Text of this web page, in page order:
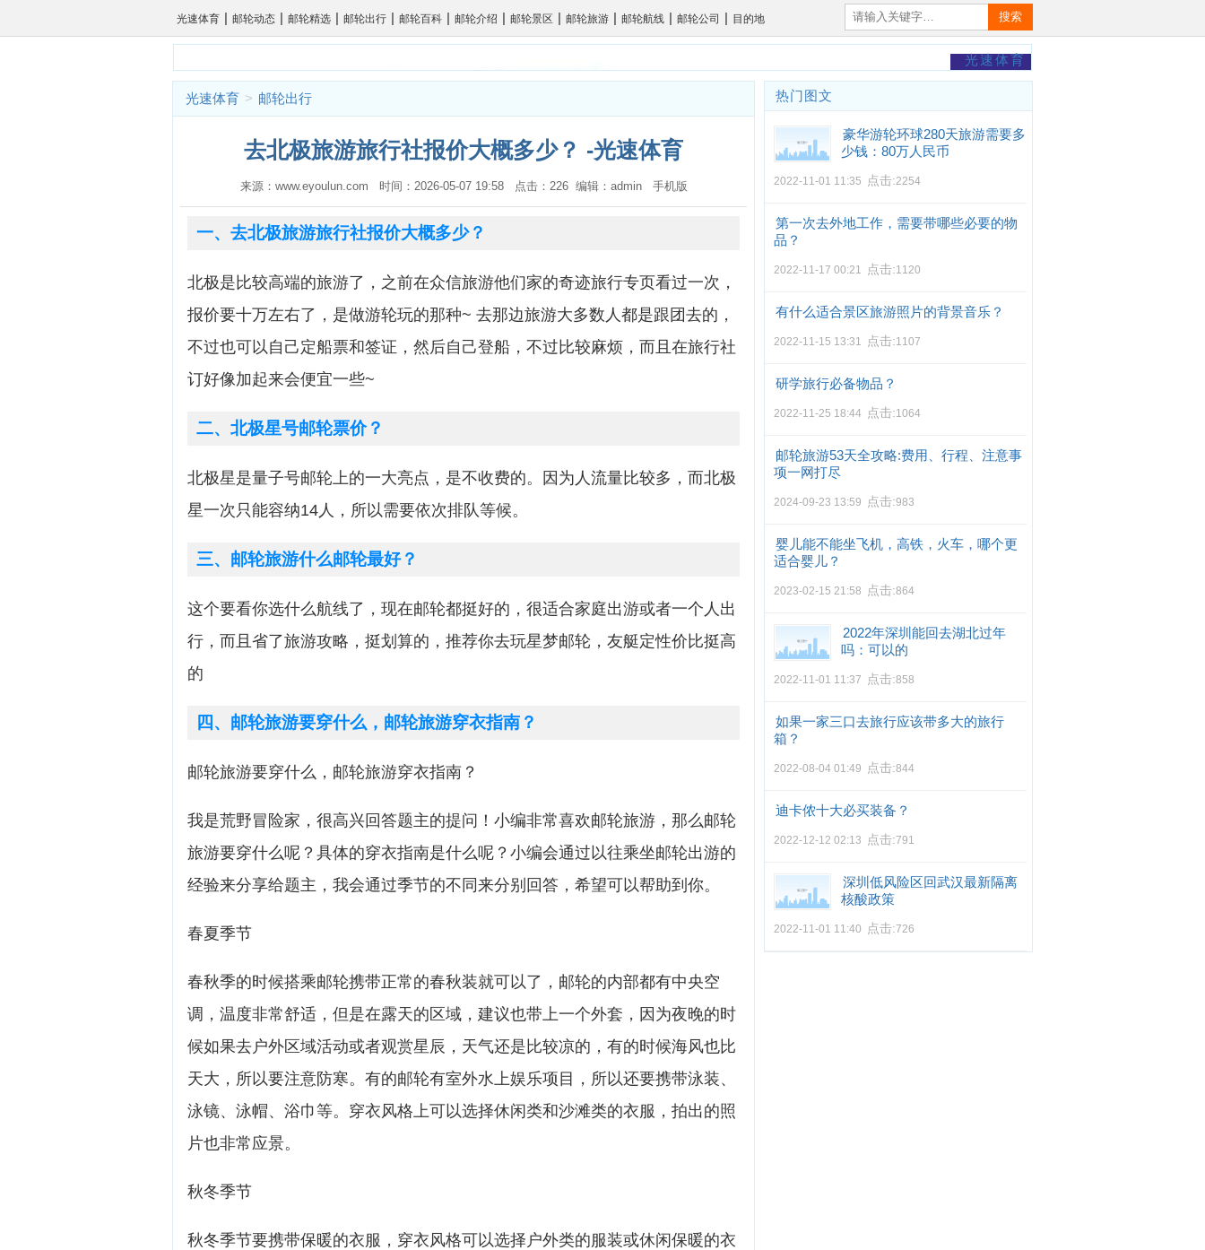
光速体育 | 邮轮动态 | 邮轮精选 | 邮轮出行 | 邮轮百科 | 邮轮介绍 | 邮轮景区 | 邮轮旅游 | 邮轮航线 | 邮轮公司 | 目的地 搜索
光速体育
光速体育 > 邮轮出行
去北极旅游旅行社报价大概多少？ -光速体育
来源：www.eyoulun.com 时间：2026-05-07 19:58 点击：226 编辑：admin 手机版
一、去北极旅游旅行社报价大概多少？
北极是比较高端的旅游了，之前在众信旅游他们家的奇迹旅行专页看过一次，
报价要十万左右了，是做游轮玩的那种~ 去那边旅游大多数人都是跟团去的，
不过也可以自己定船票和签证，然后自己登船，不过比较麻烦，而且在旅行社
订好像加起来会便宜一些~
二、北极星号邮轮票价？
北极星是量子号邮轮上的一大亮点，是不收费的。因为人流量比较多，而北极
星一次只能容纳14人，所以需要依次排队等候。
三、邮轮旅游什么邮轮最好？
这个要看你选什么航线了，现在邮轮都挺好的，很适合家庭出游或者一个人出
行，而且省了旅游攻略，挺划算的，推荐你去玩星梦邮轮，友艇定性价比挺高
的
四、邮轮旅游要穿什么，邮轮旅游穿衣指南？
邮轮旅游要穿什么，邮轮旅游穿衣指南？
我是荒野冒险家，很高兴回答题主的提问！小编非常喜欢邮轮旅游，那么邮轮
旅游要穿什么呢？具体的穿衣指南是什么呢？小编会通过以往乘坐邮轮出游的
经验来分享给题主，我会通过季节的不同来分别回答，希望可以帮助到你。
春夏季节
春秋季的时候搭乘邮轮携带正常的春秋装就可以了，邮轮的内部都有中央空
调，温度非常舒适，但是在露天的区域，建议也带上一个外套，因为夜晚的时
候如果去户外区域活动或者观赏星辰，天气还是比较凉的，有的时候海风也比
天大，所以要注意防寒。有的邮轮有室外水上娱乐项目，所以还要携带泳装、
泳镜、泳帽、浴巾等。穿衣风格上可以选择休闲类和沙滩类的衣服，拍出的照
片也非常应景。
秋冬季节
秋冬季节要携带保暖的衣服，穿衣风格可以选择户外类的服装或休闲保暖的衣
热门图文
豪华游轮环球280天旅游需要多
少钱：80万人民币
2022-11-01 11:35 点击:2254
第一次去外地工作，需要带哪些必要的物
品？
2022-11-17 00:21 点击:1120
有什么适合景区旅游照片的背景音乐？
2022-11-15 13:31 点击:1107
研学旅行必备物品？
2022-11-25 18:44 点击:1064
邮轮旅游53天全攻略:费用、行程、注意事
项一网打尽
2024-09-23 13:59 点击:983
婴儿能不能坐飞机，高铁，火车，哪个更
适合婴儿？
2023-02-15 21:58 点击:864
2022年深圳能回去湖北过年
吗：可以的
2022-11-01 11:37 点击:858
如果一家三口去旅行应该带多大的旅行
箱？
2022-08-04 01:49 点击:844
迪卡侬十大必买装备？
2022-12-12 02:13 点击:791
深圳低风险区回武汉最新隔离
核酸政策
2022-11-01 11:40 点击:726